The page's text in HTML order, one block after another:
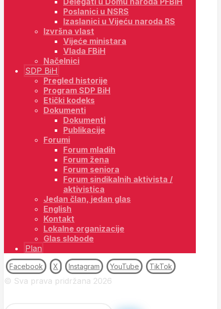
Poslanici u NSRS
Izaslanici u Vijeću naroda RS
Izvršna vlast
Vijeće ministara
Vlada FBiH
Načelnici
SDP BiH
Pregled historije
Program SDP BiH
Etički kodeks
Dokumenti
Dokumenti
Publikacije
Forumi
Forum mladih
Forum žena
Forum seniora
Forum sindikalnih aktivista /
aktivistica
Jedan član, jedan glas
English
Kontakt
Lokalne organizacije
Glas slobode
Plan
Facebook X Instagram YouTube TikTok
© Sva prava pridržana 2026